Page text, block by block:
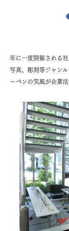
年に一度開催される
写真、彫刻等ジャン
ーベンの気風が企業活